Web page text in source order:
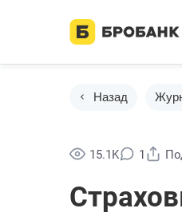
Назад
15.1K 1